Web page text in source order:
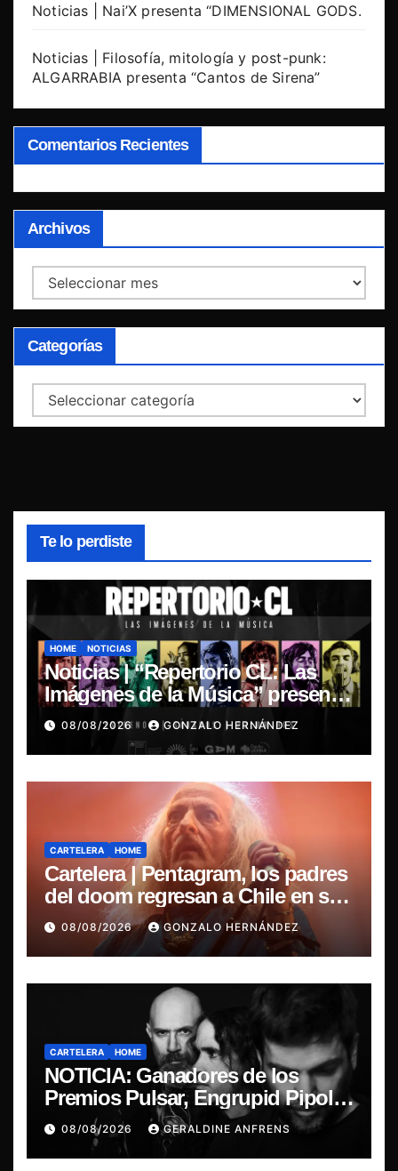
Noticias | Nai’X presenta “DIMENSIONAL GODS.
Noticias | Filosofía, mitología y post-punk:
ALGARRABIA presenta “Cantos de Sirena”
Comentarios Recientes
Archivos
Archivos
Categorías
Categorías
Te lo perdiste
HOME NOTICIAS
Noticias | “Repertorio CL: Las
Imágenes de la Música” presenta
la esencia del nuevo sonido
nacional
08/08/2026 GONZALO HERNÁNDEZ
CARTELERA HOME
Cartelera | Pentagram, los padres
del doom regresan a Chile en su
última misa
08/08/2026 GONZALO HERNÁNDEZ
CARTELERA HOME
NOTICIA: Ganadores de los
Premios Pulsar, Engrupid Pipol
presentan show exclusivo.
08/08/2026 GERALDINE ANFRENS